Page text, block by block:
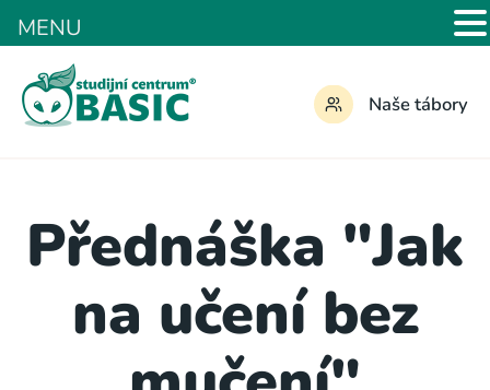
Naše tábory
Přednáška "Jak
na učení bez
MENU